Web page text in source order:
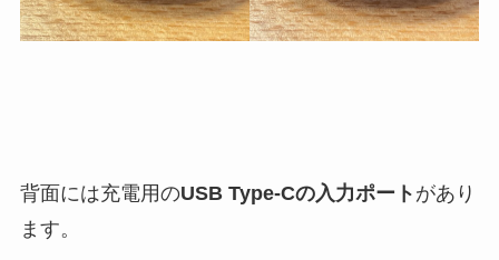
背面には充電用のUSB Type-Cの入力ポート があり
ます。